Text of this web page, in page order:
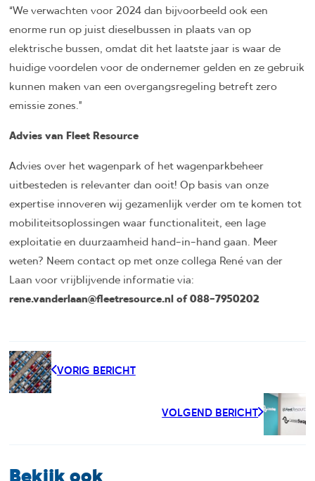
“We verwachten voor 2024 dan bijvoorbeeld ook een
enorme run op juist dieselbussen in plaats van op
elektrische bussen, omdat dit het laatste jaar is waar de
huidige voordelen voor de ondernemer gelden en ze gebruik
kunnen maken van een overgangsregeling betreft zero
emissie zones.”
Advies van Fleet Resource
Advies over het wagenpark of het wagenparkbeheer
uitbesteden is relevanter dan ooit! Op basis van onze
expertise innoveren wij gezamenlijk verder om te komen tot
mobiliteitsoplossingen waar functionaliteit, een lage
exploitatie en duurzaamheid hand-in-hand gaan. Meer
weten? Neem contact op met onze collega René van der
Laan voor vrijblijvende informatie via:
rene.vanderlaan@fleetresource.nl of 088-7950202
VORIG BERICHT
VOLGEND BERICHT